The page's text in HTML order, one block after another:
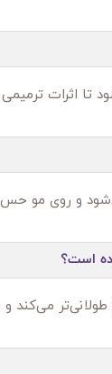
اثرات ترمیمی
و روی مو حس
است؟
طولانی‌تر